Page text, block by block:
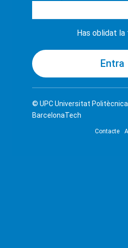
Has oblidat la
© UPCUniversitat Politècnica
BarcelonaTech
Contacte